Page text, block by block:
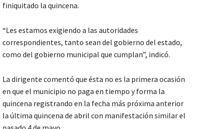
finiquitado la quincena.
“Les estamos exigiendo a las autoridades
correspondientes, tanto sean del gobierno del estado,
como del gobierno municipal que cumplan”, indicó.
La dirigente comentó que ésta no es la primera ocasión
en que el municipio no paga en tiempo y forma la
quincena registrando en la fecha más próxima anterior
la última quincena de abril con manifestación similar el